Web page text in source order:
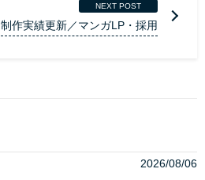
NEXT POST
制作実績更新／マンガLP・採用
2026/08/06